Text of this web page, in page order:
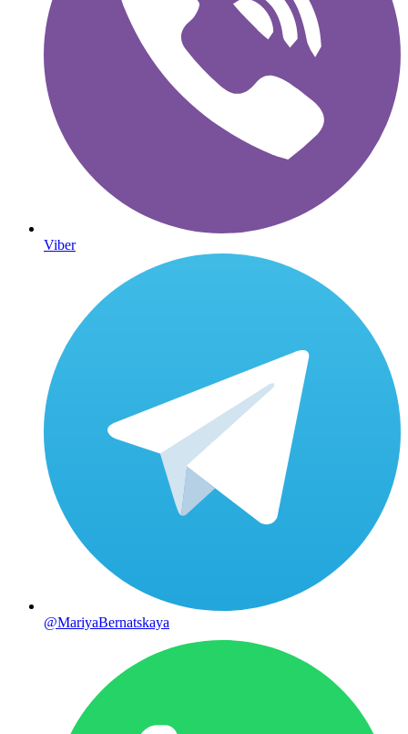
Viber
@MariyaBernatskaya